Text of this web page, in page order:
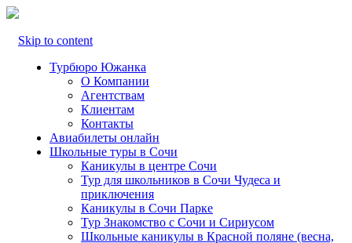
Skip to content
Турбюро Южанка
О Компании
Агентствам
Клиентам
Контакты
Авиабилеты онлайн
Школьные туры в Сочи
Каникулы в центре Сочи
Тур для школьников в Сочи Чудеса и
приключения
Каникулы в Сочи Парке
Тур Знакомство с Сочи и Сириусом
Школьные каникулы в Красной поляне (весна,